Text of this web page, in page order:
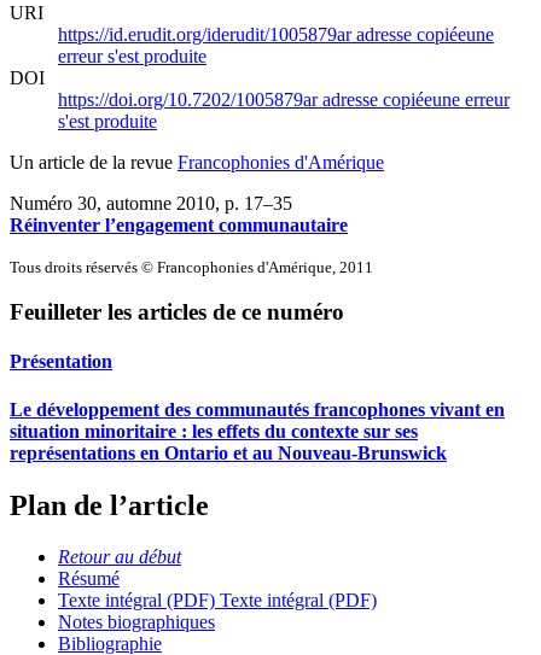
URI
https://id.erudit.org/iderudit/1005879aradresse copiéeune
erreur s'est produite
DOI
https://doi.org/10.7202/1005879aradresse copiéeune erreur
s'est produite
Un article de la revue Francophonies d'Amérique
Numéro 30, automne 2010, p. 17–35
Réinventer l’engagement communautaire
Tous droits réservés © Francophonies d'Amérique, 2011
Feuilleter les articles de ce numéro
Présentation
Le développement des communautés francophones vivant en
situation minoritaire : les effets du contexte sur ses
représentations en Ontario et au Nouveau-Brunswick
Plan de l’article
Retour au début
Résumé
Texte intégral (PDF) Texte intégral (PDF)
Notes biographiques
Bibliographie